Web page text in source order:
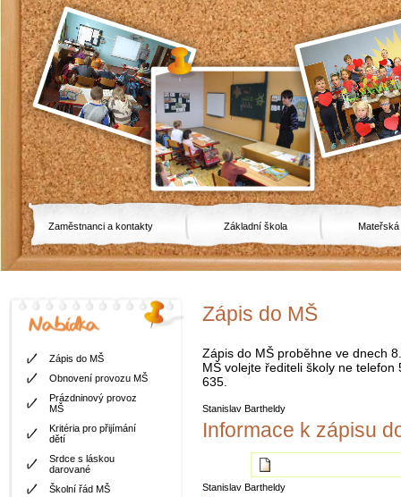
Zaměstnanci a kontakty Základní škola
Zápis do MŠ
Obnovení provozu MŠ
Prázdninový provoz
MŠ
Kritéria pro přijímání
dětí
Srdce s láskou
darované
Školní řád MŠ
Zápis do MŠ
Zápis do MŠ proběhne ve dnech
MŠ volejte řediteli školy ne
635.
Stanislav Bartheldy
Informace k zápisu
Stanislav Bartheldy